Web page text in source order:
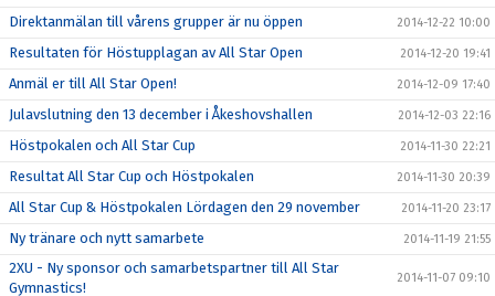
Direktanmälan till vårens grupper är nu öppen 2014-12-22 10:00
Resultaten för Höstupplagan av All Star Open 2014-12-20 19:41
Anmäl er till All Star Open! 2014-12-09 17:40
Julavslutning den 13 december i Åkeshovshallen 2014-12-03 22:16
Höstpokalen och All Star Cup 2014-11-30 22:21
Resultat All Star Cup och Höstpokalen 2014-11-30 20:39
All Star Cup & Höstpokalen Lördagen den 29 november 2014-11-20 23:17
Ny tränare och nytt samarbete 2014-11-19 21:55
2XU - Ny sponsor och samarbetspartner till All Star
Gymnastics!
2014-11-07 09:10